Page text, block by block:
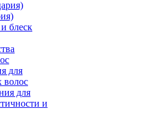
блеск
для
волос
для
и